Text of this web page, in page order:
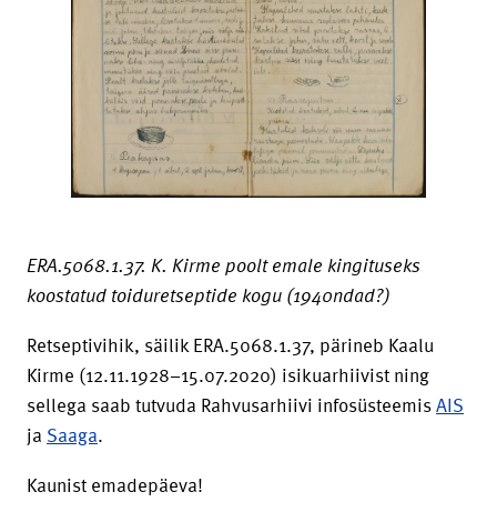
ERA.5068.1.37. K. Kirme poolt emale kingituseks
koostatud toiduretseptide kogu (1940ndad?)
Retseptivihik, säilik ERA.5068.1.37, pärineb Kaalu
Kirme (12.11.1928–15.07.2020) isikuarhiivist ning
sellega saab tutvuda Rahvusarhiivi infosüsteemisAIS
ja Saaga.
Kaunist emadepäeva!